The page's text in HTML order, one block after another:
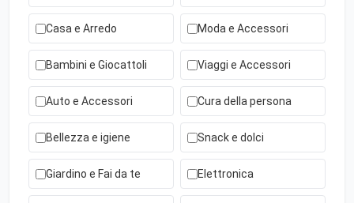
Casa e Arredo Moda e Accessori
Bambini e Giocattoli Viaggi e Accessori
Auto e Accessori Cura della persona
Bellezza e igiene Snack e dolci
Giardino e Fai da te Elettronica